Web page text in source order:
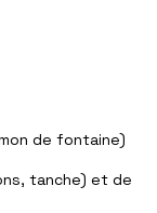
de fontaine)
tanche) et de